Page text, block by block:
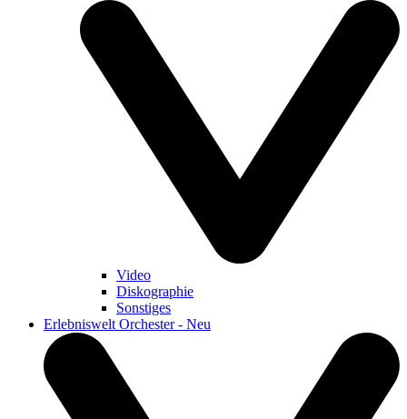
Video
Diskographie
Sonstiges
Erlebniswelt Orchester - Neu